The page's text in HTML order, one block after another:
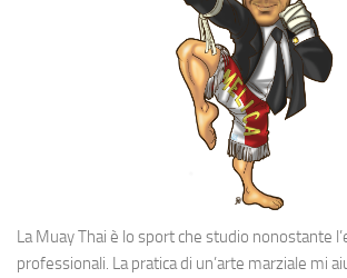
La Muay Thai è lo sport che studio nonostante
professionali. La pratica di un’arte marziale mi